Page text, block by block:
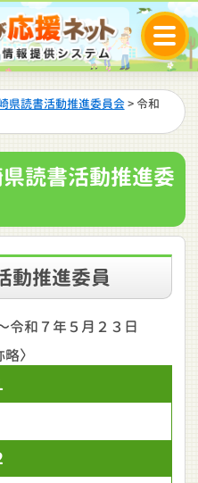
県読書活動推進委員会> 令和
読書活動推進委
動推進委員
和７年５月２３日
略〉